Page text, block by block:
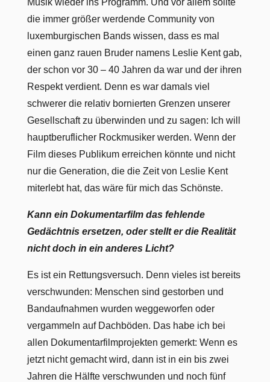
die immer größer werdende Community von
luxemburgischen Bands wissen, dass es mal
einen ganz rauen Bruder namens Leslie Kent gab,
der schon vor 30 – 40 Jahren da war und der ihren
Respekt verdient. Denn es war damals viel
schwerer die relativ bornierten Grenzen unserer
Gesellschaft zu überwinden und zu sagen: Ich will
hauptberuflicher Rockmusiker werden. Wenn der
Film dieses Publikum erreichen könnte und nicht
nur die Generation, die die Zeit von Leslie Kent
miterlebt hat, das wäre für mich das Schönste.
Kann ein Dokumentarfilm das fehlende
Gedächtnis ersetzen, oder stellt er die Realität
nicht doch in ein anderes Licht?
Es ist ein Rettungsversuch. Denn vieles ist bereits
verschwunden: Menschen sind gestorben und
Bandaufnahmen wurden weggeworfen oder
vergammeln auf Dachböden. Das habe ich bei
allen Dokumentarfilmprojekten gemerkt: Wenn es
jetzt nicht gemacht wird, dann ist in ein bis zwei
Jahren die Hälfte verschwunden und noch fünf